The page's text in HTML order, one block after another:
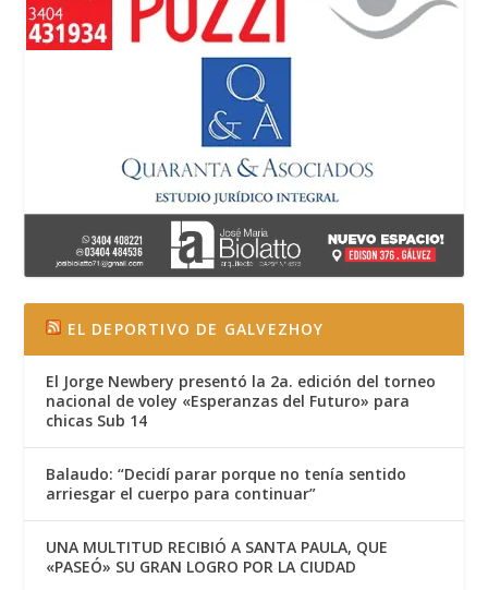
EL DEPORTIVO DE GALVEZHOY
El Jorge Newbery presentó la 2a. edición del torneo
nacional de voley «Esperanzas del Futuro» para
chicas Sub 14
Balaudo: “Decidí parar porque no tenía sentido
arriesgar el cuerpo para continuar”
UNA MULTITUD RECIBIÓ A SANTA PAULA, QUE
«PASEÓ» SU GRAN LOGRO POR LA CIUDAD